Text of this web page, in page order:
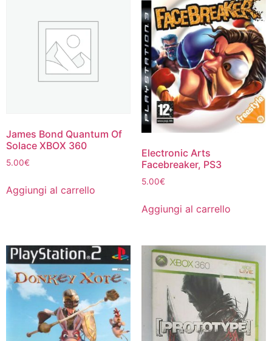
James Bond Quantum Of
Solace XBOX 360
5.00€
Aggiungi al carrello
Electronic Arts
Facebreaker, PS3
5.00€
Aggiungi al carrello